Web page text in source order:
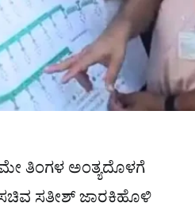
ತಿಂಗಳ ಅಂತ್ಯದೊಳಗೆ
ಸತೀಶ್ ಜಾರಕಿಹೊಳಿ